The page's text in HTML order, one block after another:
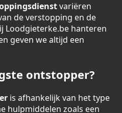
variëren
de verstopping en de
Loodgieterke.be hanteren
geven we altijd een
ontstopper?
is afhankelijk van het type
hulpmiddelen zoals een